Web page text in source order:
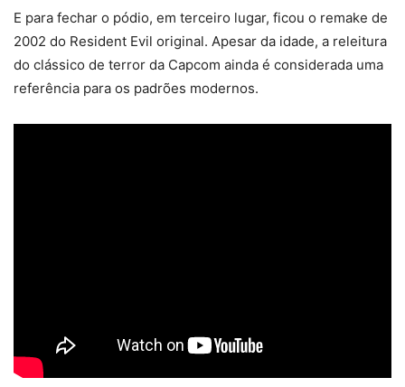
E para fechar o pódio, em terceiro lugar, ficou o remake de
2002 do Resident Evil original. Apesar da idade, a releitura
do clássico de terror da Capcom ainda é considerada uma
referência para os padrões modernos.